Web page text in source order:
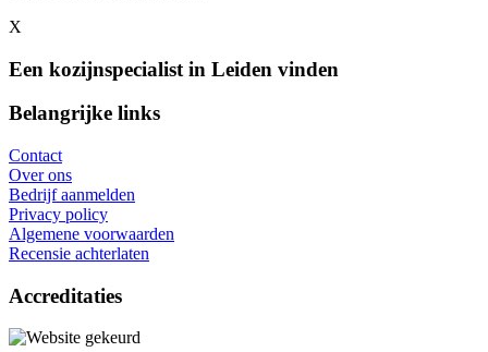
X
Een kozijnspecialist in Leiden vinden
Belangrijke links
Contact
Over ons
Bedrijf aanmelden
Privacy policy
Algemene voorwaarden
Recensie achterlaten
Accreditaties